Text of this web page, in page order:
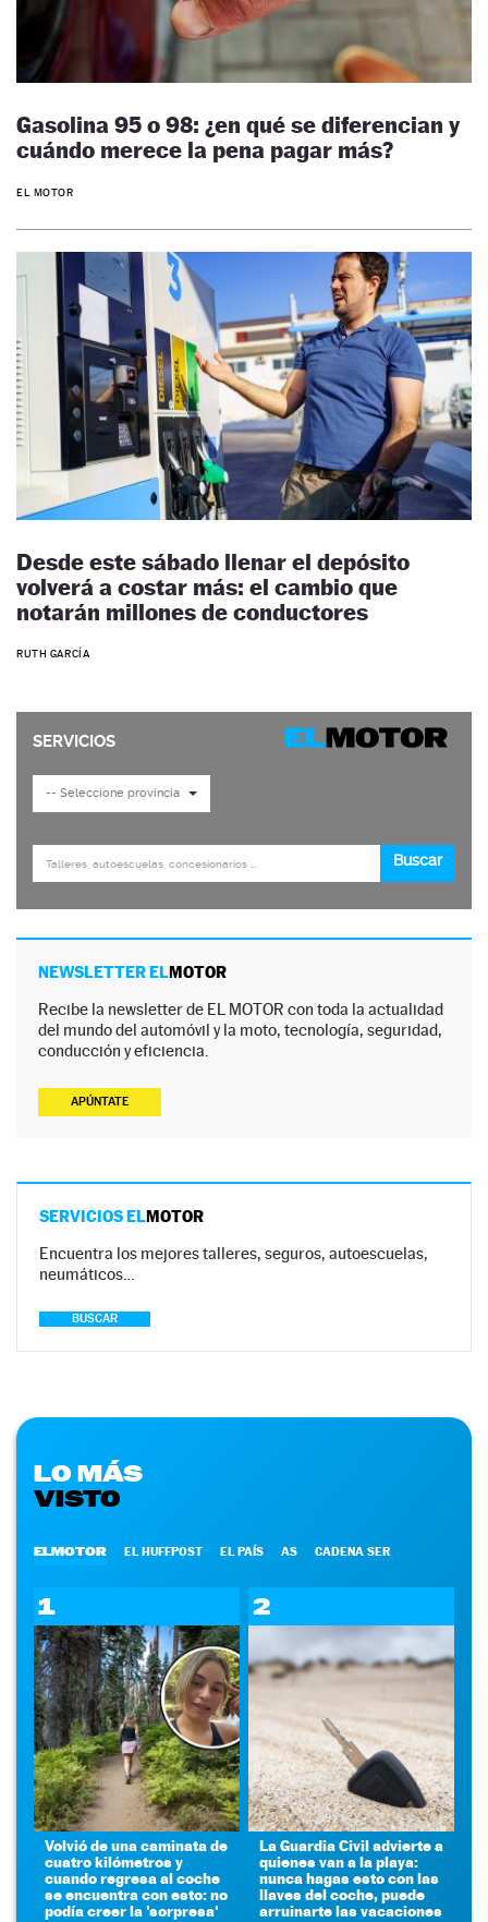
Gasolina 95 o 98: ¿en qué se diferencian y
cuándo merece la pena pagar más?
EL MOTOR
Desde este sábado llenar el depósito
volverá a costar más: el cambio que
notarán millones de conductores
RUTH GARCÍA
NEWSLETTER ELMOTOR
Recibe la newsletter de EL MOTOR con toda la actualidad
del mundo del automóvil y la moto, tecnología, seguridad,
conducción y eficiencia.
APÚNTATE
SERVICIOS ELMOTOR
Encuentra los mejores talleres, seguros, autoescuelas,
neumáticos…
BUSCAR
LO MÁS
VISTO
ELMOTOR EL HUFFPOST EL PAÍS AS CADENA SER
1
Volvió de una caminata de
cuatro kilómetros y
cuando regresa al coche
se encuentra con esto: no
podía creer la 'sorpresa'
2
La Guardia Civil advierte a
quienes van a la playa:
nunca hagas esto con las
llaves del coche, puede
arruinarte las vacaciones